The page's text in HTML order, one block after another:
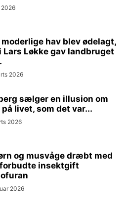
2026
hav blev ødelagt,
Lars Løkke gav landbruget
2026
sælger en illusion om
livet, som det var...
2026
og musvåge dræbt med
insektgift
2026